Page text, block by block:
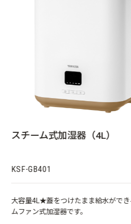
スチーム式加湿器（4L）
KSF-GB401
大容量4L★蓋をつけたまま給水ができ
ムファン式加湿器です。